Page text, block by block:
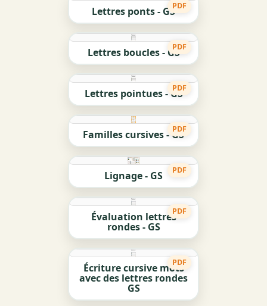
PDF
Lettres ponts - GS
PDF
Lettres boucles - GS
PDF
Lettres pointues - GS
PDF
Familles cursives - GS
PDF
Lignage - GS
PDF
Évaluation lettres
rondes - GS
PDF
Écriture cursive mots
avec des lettres rondes
GS